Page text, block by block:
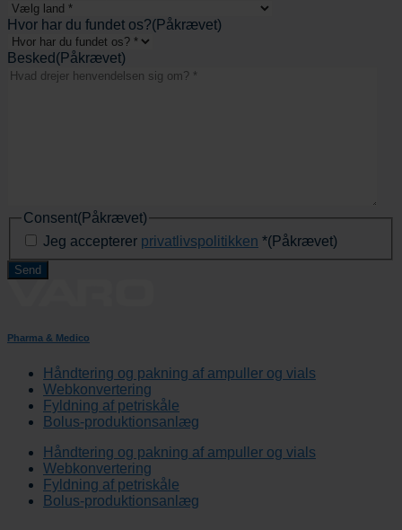
Hvor har du fundet os?(Påkrævet)
Besked (Påkrævet)
Consent(Påkrævet)
Jeg accepterer privatlivspolitikken *(Påkrævet)
Pharma & Medico
Håndtering og pakning af ampuller og vials
Webkonvertering
Fyldning af petriskåle
Bolus-produktionsanlæg
Håndtering og pakning af ampuller og vials
Webkonvertering
Fyldning af petriskåle
Bolus-produktionsanlæg